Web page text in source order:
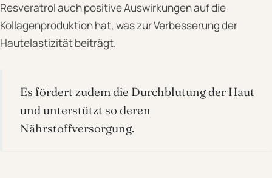
Resveratrol auch positive Auswirkungen auf die
Kollagenproduktion hat, was zur Verbesserung der
Hautelastizität beiträgt.
Es fördert zudem die Durchblutung der Haut
und unterstützt so deren
Nährstoffversorgung.